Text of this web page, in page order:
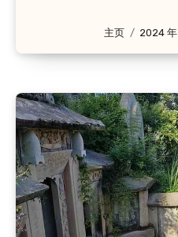
主页 2024 年